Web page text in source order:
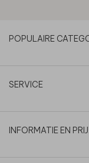
POPULAIRE
SERVICE
INFORMATIE EN